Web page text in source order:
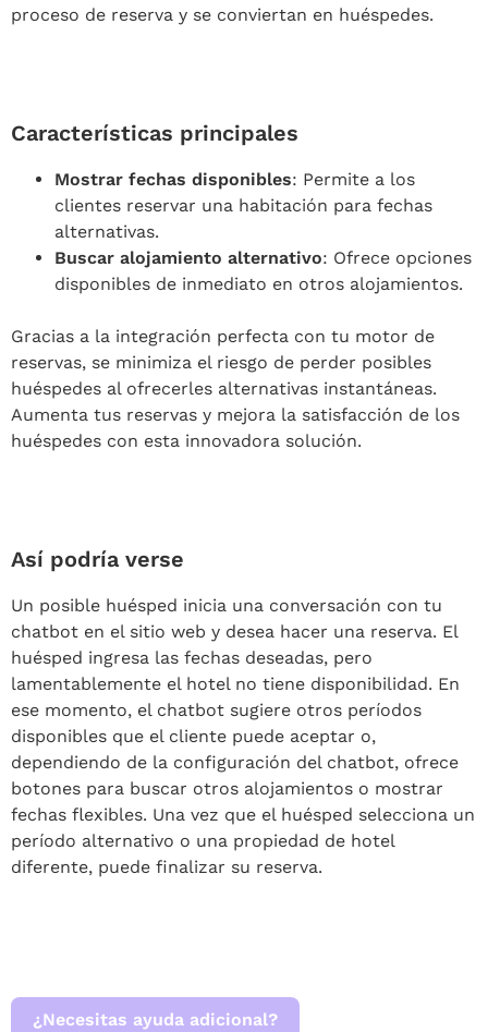
proceso de reserva y se conviertan en huéspedes.
Características principales
Mostrar fechas disponibles: Permite a los
clientes reservar una habitación para fechas
alternativas.
Buscar alojamiento alternativo: Ofrece opciones
disponibles de inmediato en otros alojamientos.
Gracias a la integración perfecta con tu motor de
reservas, se minimiza el riesgo de perder posibles
huéspedes al ofrecerles alternativas instantáneas.
Aumenta tus reservas y mejora la satisfacción de los
huéspedes con esta innovadora solución.
Así podría verse
Un posible huésped inicia una conversación con tu
chatbot en el sitio web y desea hacer una reserva. El
huésped ingresa las fechas deseadas, pero
lamentablemente el hotel no tiene disponibilidad. En
ese momento, el chatbot sugiere otros períodos
disponibles que el cliente puede aceptar o,
dependiendo de la configuración del chatbot, ofrece
botones para buscar otros alojamientos o mostrar
fechas flexibles. Una vez que el huésped selecciona un
período alternativo o una propiedad de hotel
diferente, puede finalizar su reserva.
¿Necesitas ayuda adicional?